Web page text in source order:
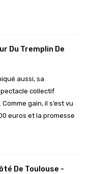
Du Tremplin De
aussi, sa
collectif
gain, il s’est vu
euros et la promesse
De Toulouse -